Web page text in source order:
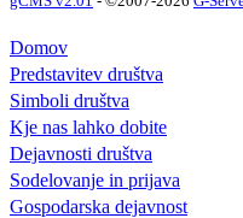
Domov
Predstavitev društva
Simboli društva
Kje nas lahko dobite
Dejavnosti društva
Sodelovanje in prijava
Gospodarska dejavnost